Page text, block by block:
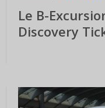
Le B-
Discovery